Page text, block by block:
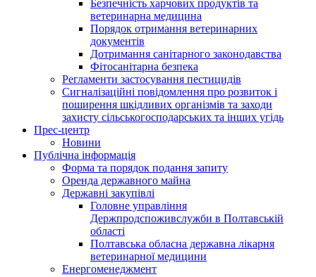
Безпечність харчових продуктів та
ветеринарна медицина
Порядок отримання ветеринарних
документів
Дотримання санітарного законодавства
Фітосанітарна безпека
Регламенти застосування пестицидів
Сигналізаційні повідомлення про розвиток і
поширення шкідливих організмів та заходи
захисту сільськогосподарських та інших угідь
Прес-центр
Новини
Публічна інформація
Форма та порядок подання запиту
Оренда державного майна
Державні закупівлі
Головне управління
Держпродспоживслужби в Полтавській
області
Полтавська обласна державна лікарня
ветеринарної медицини
Енергоменеджмент